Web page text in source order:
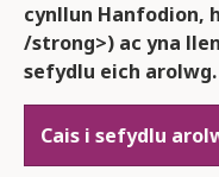
cynllun Hanfodion,
/strong>) ac yna
sefydlu eich arolwg.
Cais i sefydlu